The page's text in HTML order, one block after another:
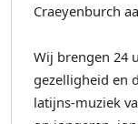
Craeyenburch
Wij brengen 24
gezelligheid en
latijns-muziek